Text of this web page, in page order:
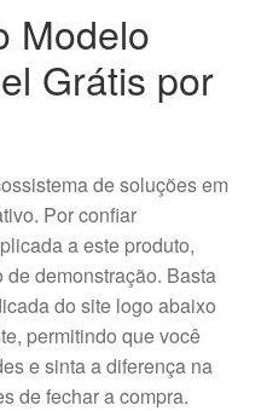
Modelo
Grátis por
de soluções em
Por confiar
a este produto,
demonstração. Basta
do site logo abaixo
permitindo que você
e sinta a diferença na
de fechar a compra.